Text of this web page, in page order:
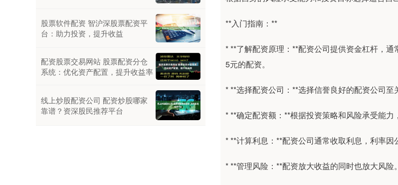
**入门指南：**
* **了解配资原理：**配资公司提供资金杠杆，
5元的配资。
* **选择配资公司：**选择信誉良好的配资公司至
* **确定配资额：**根据投资策略和风险承受能力
* **计算利息：**配资公司通常收取利息，利率因
* **管理风险：**配资放大收益的同时也放大风险
股票软件配资 智沪深股票配资平
台：助力投资，提升收益
配资股票交易网站 股票配资分仓
系统：优化资产配置，提升收益率
线上炒股配资公司 配资炒股哪家
靠谱？资深股民推荐平台